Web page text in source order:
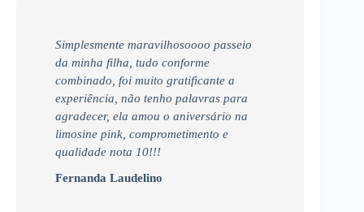
Simplesmente maravilhosoooo passeio
da minha filha, tudo conforme
combinado, foi muito gratificante a
experiência, não tenho palavras para
agradecer, ela amou o aniversário na
limosine pink, comprometimento e
qualidade nota 10!!!
Fernanda Laudelino